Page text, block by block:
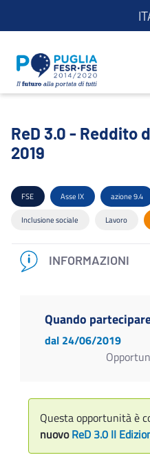
ReD 3.0 -
ReD 3.0 - Reddito
2019
FSE Asse IX azione 9.4
Inclusione sociale Lavoro
INFORMAZIONI
Quando
dal 24/06/2019
Questa opportunità è
nuovoReD 3.0 II